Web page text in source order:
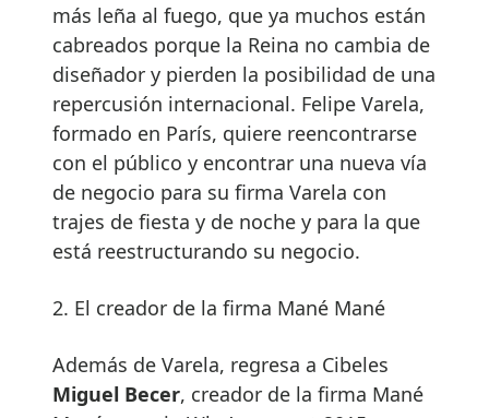
más leña al fuego, que ya muchos están
cabreados porque la Reina no cambia de
diseñador y pierden la posibilidad de una
repercusión internacional. Felipe Varela,
formado en París, quiere reencontrarse
con el público y encontrar una nueva vía
de negocio para su firma Varela con
trajes de fiesta y de noche y para la que
está reestructurando su negocio.
2. El creador de la firma Mané Mané
Además de Varela, regresa a Cibeles
Miguel Becer, creador de la firma Mané